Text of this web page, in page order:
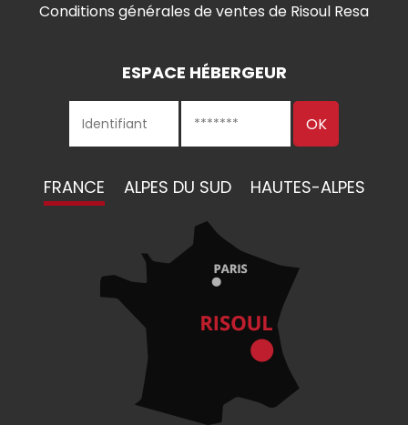
Conditions générales de ventes de Risoul Resa
ESPACE HÉBERGEUR
FRANCE ALPES DU SUD HAUTES-ALPES